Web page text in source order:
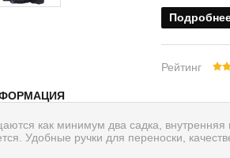
Рейтинг
как минимум два садка, внутренняя
Удобные ручки для переноски,